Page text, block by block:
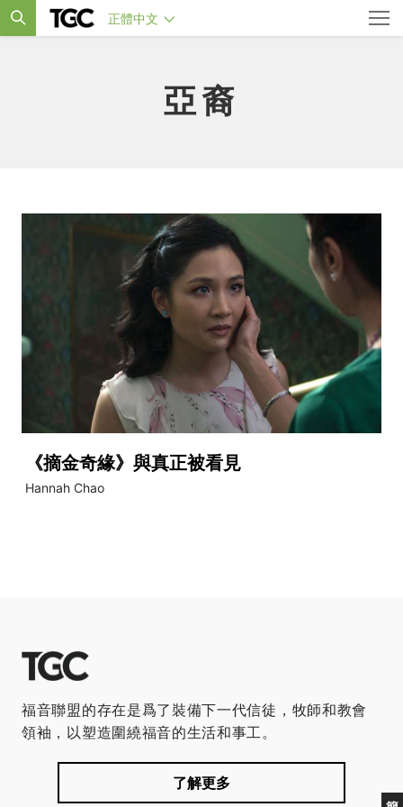
正體中文
亞裔
《摘金奇緣》與真正被看見
Hannah Chao
福音聯盟的存在是爲了裝備下一代信徒，牧師和教會
領袖，以塑造圍繞福音的生活和事工。
了解更多